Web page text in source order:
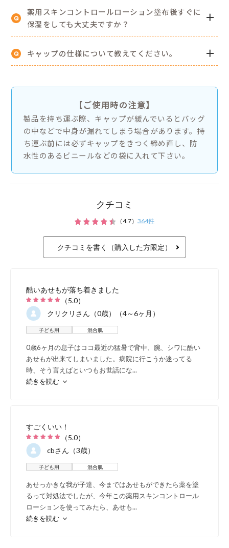
逆さ
ゆ
また
む
式容
に使
クチコミ
（4.7） 364件
クチコミを書く（購入した方限定）
酷いあせもが落ち着きました
（5.0）
クリクリ さん（0歳）（4～6ヶ月）
子ども用 混合肌
0歳6ヶ月の息子はココ最近の猛暑で背中、腕、シワに酷い
あせもが出来てしまいました。病院に行こうか迷ってる
時、そう言えばといつもお世話にな...
続きを読む
すごくいい！
（5.0）
cbさん（3歳）
子ども用 混合肌
あせっかきな我が子達、今まではあせもができたら薬を塗
るって対処法でしたが、今年この薬用スキンコントロール
ローションを使ってみたら、あせも...
続きを読む